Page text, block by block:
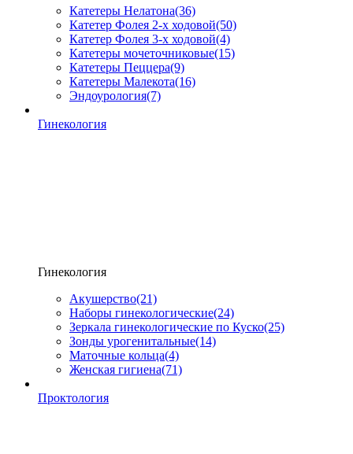
Катетеры Нелатона(36)
Катетер Фолея 2-х ходовой(50)
Катетер Фолея 3-х ходовой(4)
Катетеры мочеточниковые(15)
Катетеры Пеццера(9)
Катетеры Малекота(16)
Эндоурология(7)
Гинекология
Гинекология
Акушерство(21)
Наборы гинекологические(24)
Зеркала гинекологические по Куско(25)
Зонды урогенитальные(14)
Маточные кольца(4)
Женская гигиена(71)
Проктология